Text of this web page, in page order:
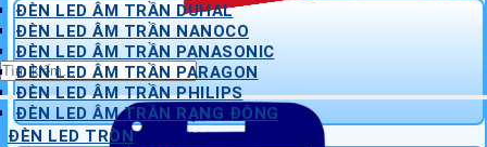
Tìm
kiếm:
ĐÈN LED ÂM TRẦN DUHAL
ĐÈN LED ÂM TRẦN NANOCO
ĐÈN LED ÂM TRẦN PANASONIC
ĐÈN LED ÂM TRẦN PARAGON
ĐÈN LED ÂM TRẦN PHILIPS
ĐÈN LED ÂM TRẦN RẠNG ĐÔNG
ĐÈN LED TRÒN